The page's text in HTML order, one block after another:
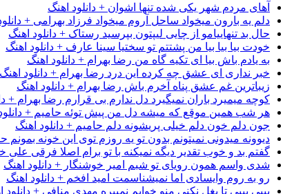
آهای مردم شهر یکی شده تنها اشوان + دانلود اهنگ
دلم یه بارون میخواد ساحل آروم میخواد فرزاد بهرامی +
حال بد تنهاییامو از چایی لیپتون بپرسید رستاک + دانلود اهنگ
خودت بیا بیا بیا من پشتتم تو سختیا سینا عارف + دانلود اهنگ
به یادم باش بیا ای تکیه گاه من رضا بهرام + دانلود اهنگ
خبر نداری ای عشق چه کرده این درد رضا بهرام + دانلود اهنگ
زیباترین غم عشق پناه آخرم باش رضا بهرام + دانلود اهنگ
کوچه میمیرد باران نمیگیرد دل ندارم بی قرارم رضا بهرام +
هر شب همین موقع که میشه دل من پیش توئه حامیم +
جون دلم خون دلم خیلی پریشونه دلم حامیم + دانلود اهنگ
دیوونه میدونی نمیتونم بدون تو یه روزم توی این خونه بمونم
گفتم بد و خوب تقدیر دیگه نمیکنه با تو برام اصلا فرقی علی
شدی واسم همون رویای تو شبم امیر خوشنگار + دانلود اهنگ
رو به روم وایسادی اما نمیشناسمت امید افخم + دانلود اهنگ
بیبی بیبی تا بغل نکنی منو خوابم نمیبره مهدی منافی + دانلود